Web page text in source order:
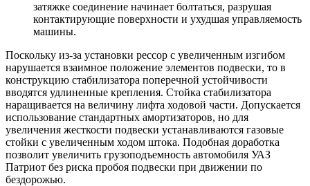
затяжке соединение начинает болтаться, разрушая
контактирующие поверхности и ухудшая управляемость
машины.
Поскольку из-за установки рессор с увеличенным изгибом
нарушается взаимное положение элементов подвески, то в
конструкцию стабилизатора поперечной устойчивости
вводятся удлиненные крепления. Стойка стабилизатора
наращивается на величину лифта ходовой части. Допускается
использование стандартных амортизаторов, но для
увеличения жесткости подвески устанавливаются газовые
стойки с увеличенным ходом штока. Подобная доработка
позволит увеличить грузоподъемность автомобиля УАЗ
Патриот без риска пробоя подвески при движении по
бездорожью.